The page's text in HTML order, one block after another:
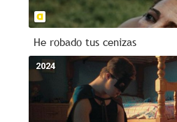
He robado tus cenizas
2024